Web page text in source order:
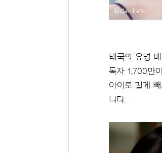
@davikah
태국의 유명
독자 1,700만
아이로 길게
니다.